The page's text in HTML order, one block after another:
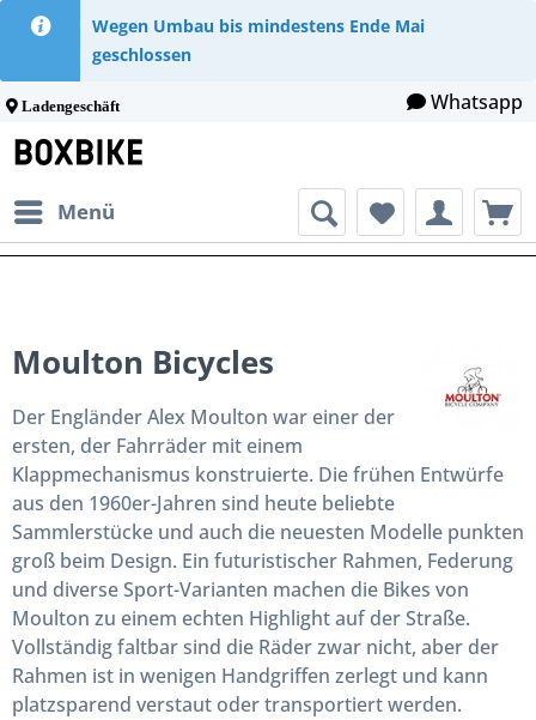
Wegen Umbau bis mindestens Ende Mai
geschlossen
Ladengeschäft Whatsapp
Menü
Moulton Bicycles
Der Engländer Alex Moulton war einer der
ersten, der Fahrräder mit einem
Klappmechanismus konstruierte. Die frühen Entwürfe
aus den 1960er-Jahren sind heute beliebte
Sammlerstücke und auch die neuesten Modelle punkten
groß beim Design. Ein futuristischer Rahmen, Federung
und diverse Sport-Varianten machen die Bikes von
Moulton zu einem echten Highlight auf der Straße.
Vollständig faltbar sind die Räder zwar nicht, aber der
Rahmen ist in wenigen Handgriffen zerlegt und kann
platzsparend verstaut oder transportiert werden.